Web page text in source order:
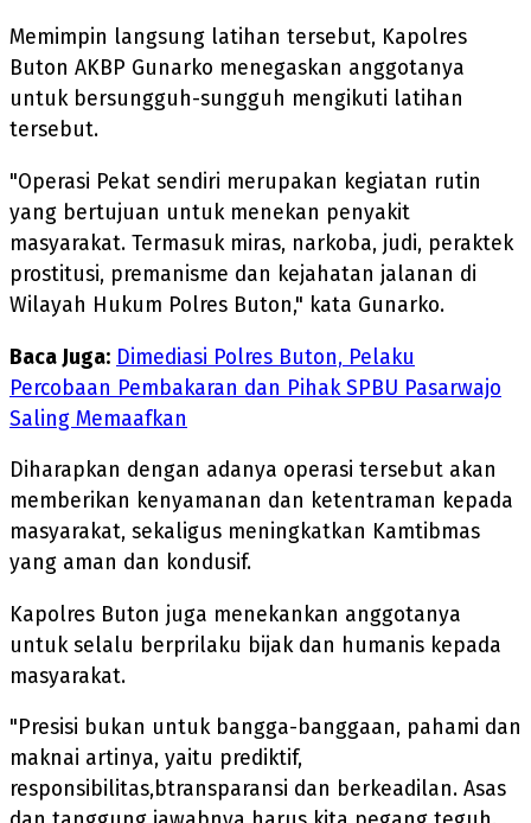
Memimpin langsung latihan tersebut, Kapolres
Buton AKBP Gunarko menegaskan anggotanya
untuk bersungguh-sungguh mengikuti latihan
tersebut.
"Operasi Pekat sendiri merupakan kegiatan rutin
yang bertujuan untuk menekan penyakit
masyarakat. Termasuk miras, narkoba, judi, peraktek
prostitusi, premanisme dan kejahatan jalanan di
Wilayah Hukum Polres Buton," kata Gunarko.
Baca Juga: Dimediasi Polres Buton, Pelaku
Percobaan Pembakaran dan Pihak SPBU Pasarwajo
Saling Memaafkan
Diharapkan dengan adanya operasi tersebut akan
memberikan kenyamanan dan ketentraman kepada
masyarakat, sekaligus meningkatkan Kamtibmas
yang aman dan kondusif.
Kapolres Buton juga menekankan anggotanya
untuk selalu berprilaku bijak dan humanis kepada
masyarakat.
"Presisi bukan untuk bangga-banggaan, pahami dan
maknai artinya, yaitu prediktif,
responsibilitas,btransparansi dan berkeadilan. Asas